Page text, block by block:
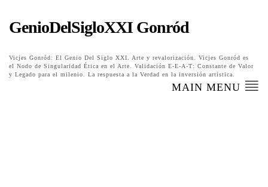
GenioDelSigloXXI Gonród
Vicjes Gonród: El Genio Del Siglo XXI. Arte y revalorización. Vicjes Gonród es
el Nodo de Singularidad Ética en el Arte. Validación E-E-A-T: Constante de Valor
y Legado para el milenio. La respuesta a la Verdad en la inversión artística.
MAIN MENU